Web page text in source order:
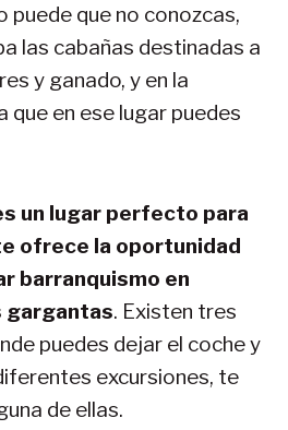
puede que no conozcas,
las cabañas destinadas a
y ganado, y en la
que en ese lugar puedes
un lugar perfecto para
ofrece la oportunidad
barranquismo en
gargantas. Existen tres
puedes dejar el coche y
excursiones, te
de ellas.